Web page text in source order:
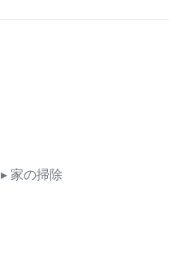
▸ 家の掃除